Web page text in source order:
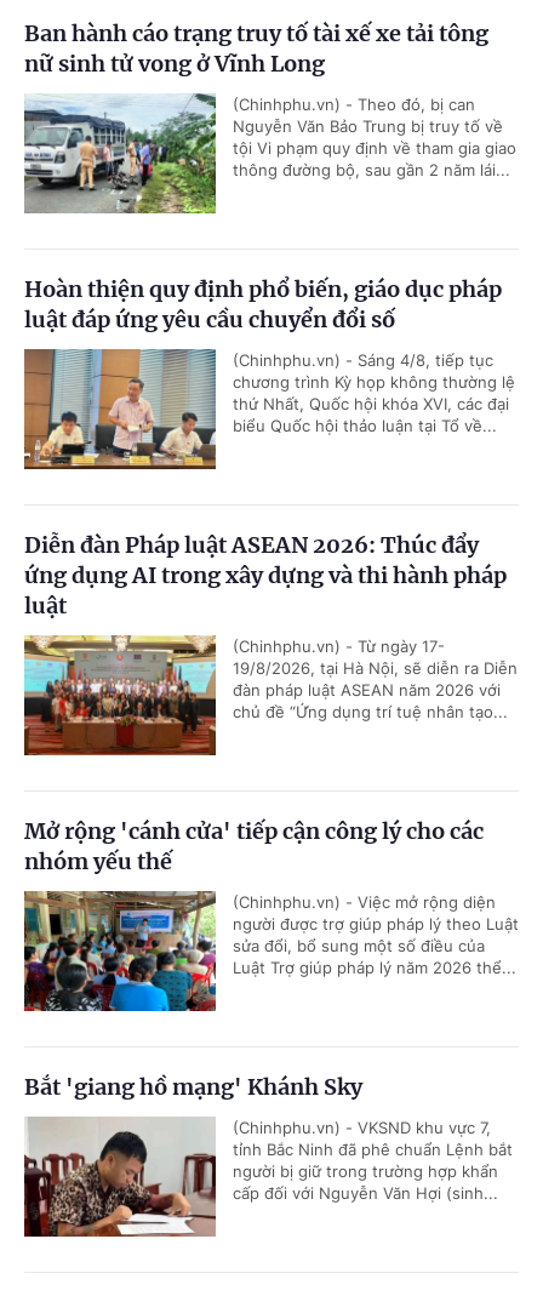
Ban hành cáo trạng truy tố tài xế xe tải tông
nữ sinh tử vong ở Vĩnh Long
(Chinhphu.vn) - Theo đó, bị can
Nguyễn Văn Bảo Trung bị truy tố về
tội Vi phạm quy định về tham gia giao
thông đường bộ, sau gần 2 năm lái...
Hoàn thiện quy định phổ biến, giáo dục pháp
luật đáp ứng yêu cầu chuyển đổi số
(Chinhphu.vn) - Sáng 4/8, tiếp tục
chương trình Kỳ họp không thường lệ
thứ Nhất, Quốc hội khóa XVI, các đại
biểu Quốc hội thảo luận tại Tổ về...
Diễn đàn Pháp luật ASEAN 2026: Thúc đẩy
ứng dụng AI trong xây dựng và thi hành pháp
luật
(Chinhphu.vn) - Từ ngày 17-
19/8/2026, tại Hà Nội, sẽ diễn ra Diễn
đàn pháp luật ASEAN năm 2026 với
chủ đề “Ứng dụng trí tuệ nhân tạo...
Mở rộng 'cánh cửa' tiếp cận công lý cho các
nhóm yếu thế
(Chinhphu.vn) - Việc mở rộng diện
người được trợ giúp pháp lý theo Luật
sửa đổi, bổ sung một số điều của
Luật Trợ giúp pháp lý năm 2026 thể...
Bắt 'giang hồ mạng' Khánh Sky
(Chinhphu.vn) - VKSND khu vực 7,
tỉnh Bắc Ninh đã phê chuẩn Lệnh bắt
người bị giữ trong trường hợp khẩn
cấp đối với Nguyễn Văn Hợi (sinh...